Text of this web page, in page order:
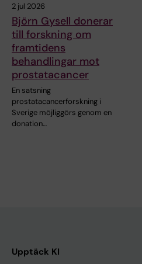
2 jul 2026
Björn Gysell donerar
till forskning om
framtidens
behandlingar mot
prostatacancer
En satsning
prostatacancerforskning i
Sverige möjliggörs genom en
donation…
Upptäck KI